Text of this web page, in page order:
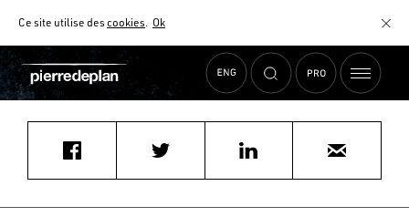
Ce site utilise descookies. Ok
AIDE AU CHOIX
Accueil Actualités CUISINELLA AIX EN PROVENCE